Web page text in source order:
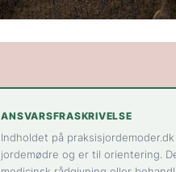
ANSVARSFRASKRIVELSE
Indholdet på
jordemødre og er til orientering.